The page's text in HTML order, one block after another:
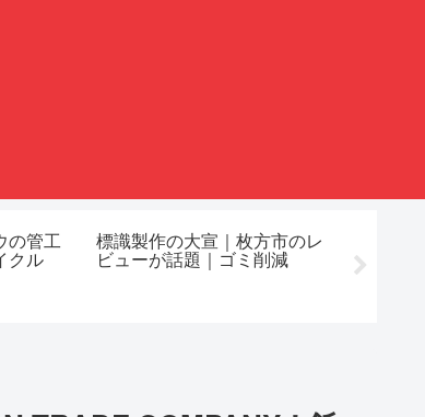
の管工
クル
標識製作の大宣｜枚方市のレ
ビューが話題｜ゴミ削減 両部品
活動